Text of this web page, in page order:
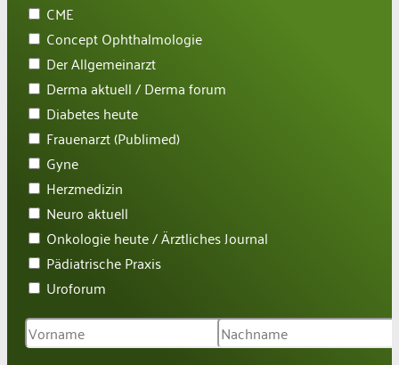
CME
Concept Ophthalmologie
Der Allgemeinarzt
Derma aktuell / Derma forum
Diabetes heute
Frauenarzt (Publimed)
Gyne
Herzmedizin
Neuro aktuell
Onkologie heute / Ärztliches Journal
Pädiatrische Praxis
Uroforum